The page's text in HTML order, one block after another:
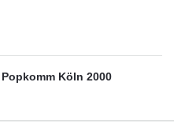
Köln 2000